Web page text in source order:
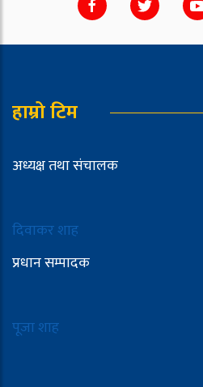
हाम्रो टिम
अध्यक्ष तथा संचालक
दिवाकर शाह
प्रधान सम्पादक
पूजा शाह